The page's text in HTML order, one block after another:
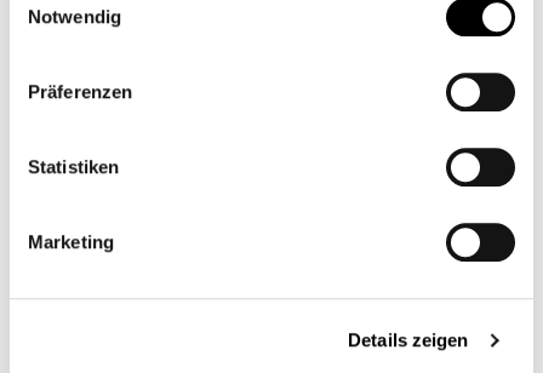
Notwendig
Präferenzen
Statistiken
Marketing
Details zeigen
Quantité de produit : Entrez la quantité
Ajouter à la liste de souhaits
Shop-Numéro :
Description